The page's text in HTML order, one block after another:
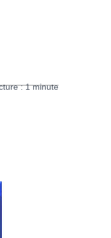
: 1 minute